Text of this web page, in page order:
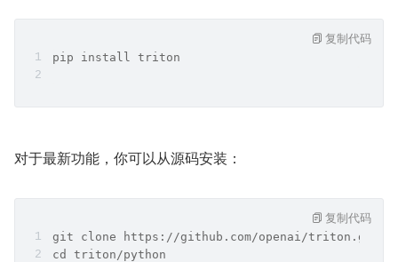
pip install triton
复制代码
对于最新功能，你可以从源码安装：
git clone https://github.com/openai/triton.git
cd triton/python
复制代码